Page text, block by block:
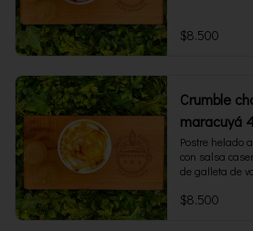
$8.500
Crumble
maracuyá
Postre helado
con salsa
de galleta de
$8.500